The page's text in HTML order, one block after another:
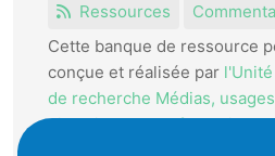
Ressources
Cette banque de ressource
conçue et réalisée par
de recherche Médias,
didactique de l’Informatique.